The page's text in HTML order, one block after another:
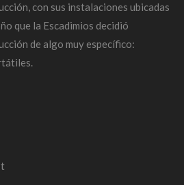
con sus instalaciones ubicadas
que la Escadimios decidió
de algo muy específico: